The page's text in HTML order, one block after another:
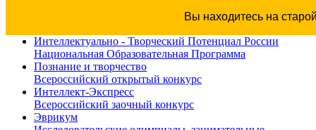
Вы находитесь на
Интеллектуально - Творческий Потенциал России
Национальная Образовательная Программа
Познание и творчество
Всероссийский открытый конкурс
Интеллект-Экспресс
Всероссийский заочный конкурс
Эврикум